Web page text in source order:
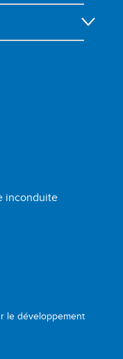
inconduite
le développement